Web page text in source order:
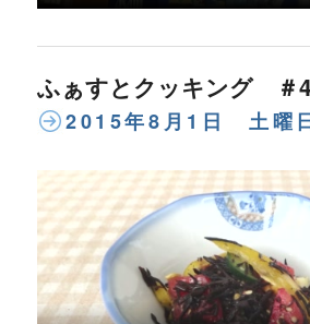
ふぁすとクッキング ＃
2015年8月1日 土曜